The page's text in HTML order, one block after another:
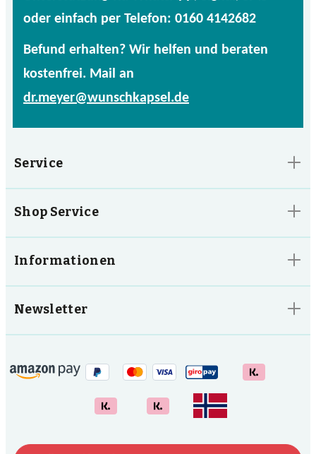
oder einfach per Telefon: 0160 4142682
Befund erhalten? Wir helfen und beraten
kostenfrei. Mail an
dr.meyer@wunschkapsel.de
Service
Shop Service
Informationen
Newsletter